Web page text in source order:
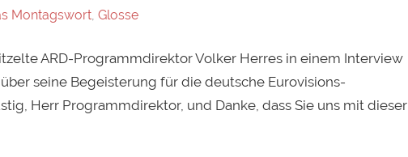
Montagswort, Glosse
ARD-Programmdirektor Volker Herres in einem Interview
seine Begeisterung für die deutsche Eurovisions-
Herr Programmdirektor, und Danke, dass Sie uns mit dieser